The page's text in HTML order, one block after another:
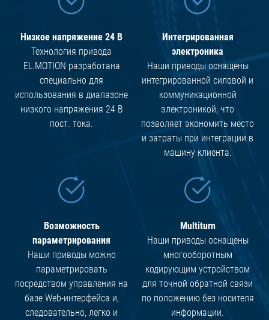
Низкое напряжение 24 В
Технология привода
EL.MOTION разработана
специально для
использования в диапазоне
низкого напряжения 24 В
пост. тока.
Интегрированная
электроника
Наши приводы оснащены
интегрированной силовой и
коммуникационной
электроникой, что
позволяет экономить место
и затраты при интеграции в
машину клиента.
Возможность
параметрирования
Наши приводы можно
параметрировать
посредством управления на
базе Web-интерфейса и,
следовательно, легко и
Multiturn
Наши приводы оснащены
многооборотным
кодирующим устройством
для точной обратной связи
по положению без носителя
информации.